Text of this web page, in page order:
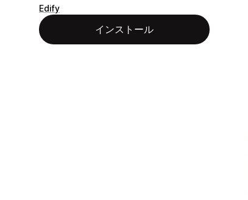
Edify
インストール